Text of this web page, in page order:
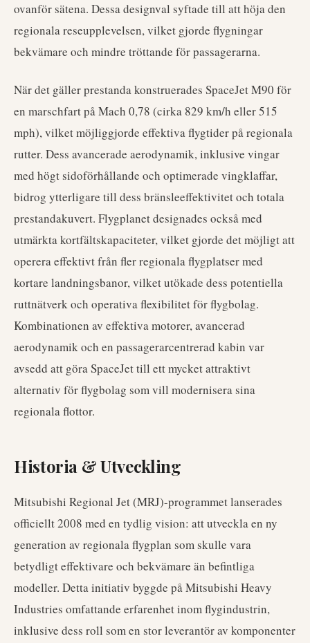
ovanför sätena. Dessa designval syftade till att höja den
regionala reseupplevelsen, vilket gjorde flygningar
bekvämare och mindre tröttande för passagerarna.
När det gäller prestanda konstruerades SpaceJet M90 för
en marschfart på Mach 0,78 (cirka 829 km/h eller 515
mph), vilket möjliggjorde effektiva flygtider på regionala
rutter. Dess avancerade aerodynamik, inklusive vingar
med högt sidoförhållande och optimerade vingklaffar,
bidrog ytterligare till dess bränsleeffektivitet och totala
prestandakuvert. Flygplanet designades också med
utmärkta kortfältskapaciteter, vilket gjorde det möjligt att
operera effektivt från fler regionala flygplatser med
kortare landningsbanor, vilket utökade dess potentiella
ruttnätverk och operativa flexibilitet för flygbolag.
Kombinationen av effektiva motorer, avancerad
aerodynamik och en passagerarcentrerad kabin var
avsedd att göra SpaceJet till ett mycket attraktivt
alternativ för flygbolag som vill modernisera sina
regionala flottor.
Historia & Utveckling
Mitsubishi Regional Jet (MRJ)-programmet lanserades
officiellt 2008 med en tydlig vision: att utveckla en ny
generation av regionala flygplan som skulle vara
betydligt effektivare och bekvämare än befintliga
modeller. Detta initiativ byggde på Mitsubishi Heavy
Industries omfattande erfarenhet inom flygindustrin,
inklusive dess roll som en stor leverantör av komponenter